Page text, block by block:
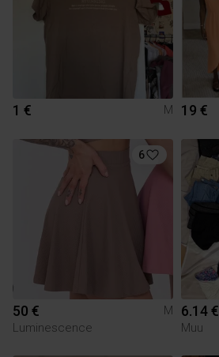
1 € M 19 €
6
50 €
M
Luminescence
6.14 €
Muu